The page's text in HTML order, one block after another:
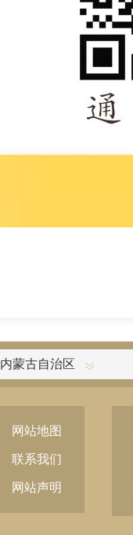
内蒙古自治区
网站地图
联系我们
网站声明